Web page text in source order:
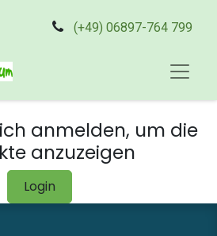
(+49) 06897-764 799
anmelden, um die
anzuzeigen
Login